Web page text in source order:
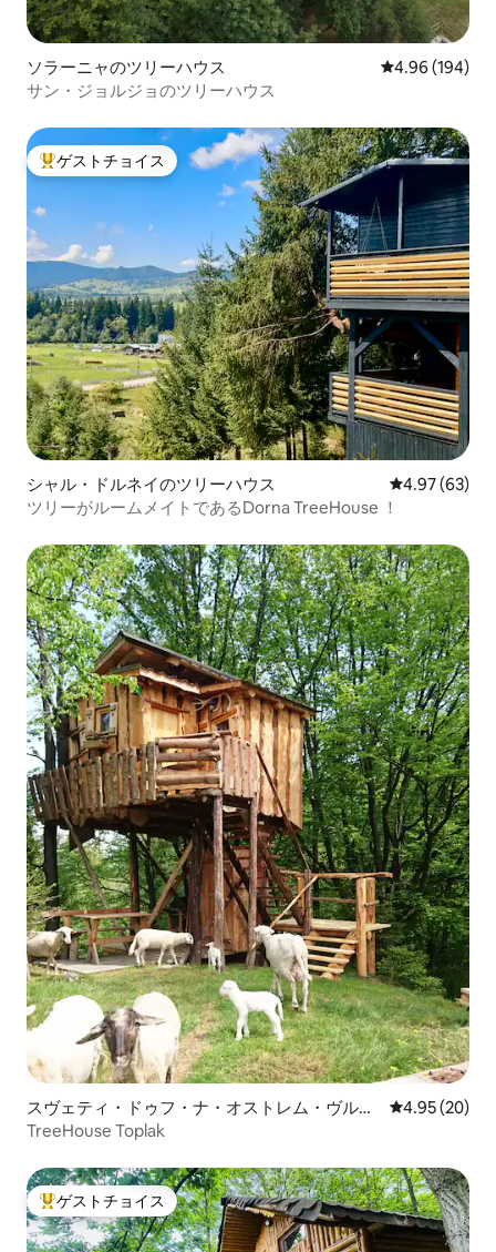
ソラーニャのツリーハウス レビュー194
4.96 (194)
サン・ジョルジョのツリーハウス
大好評のゲストチョイスです。
ゲストチョイス
シャル・ドルネイのツリーハウス レビュー63
4.97 (63)
ツリーがルームメイトであるDorna TreeHouse ！
スヴェティ・ドゥフ・ナ・オストレム・ヴルフ
のツリーハウス
レビュー20
4.95 (20)
TreeHouse Toplak
大好評のゲストチョイスです。
ゲストチョイス